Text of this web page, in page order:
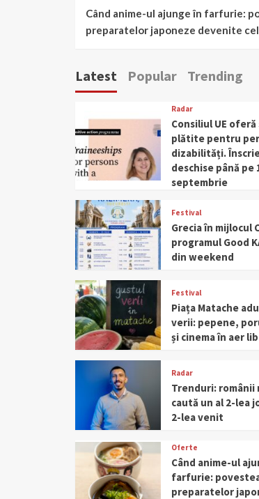
Când anime-ul ajunge în farfurie:
preparatelor japoneze devenite
Latest Popular Trending
Radar
Consiliul UE
plătite pentru
dizabilități.
deschise până pe
septembrie
Festival
Grecia în mijlocul
programul Good
din weekend
Festival
Piața Matache
verii: pepene,
și cinema în aer
Radar
Trenduri: românii
caută un al 2-lea
2-lea venit
Oferte
Când anime-ul
farfurie:
preparatelor